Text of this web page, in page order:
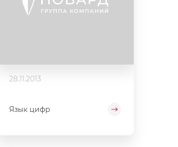
28.11.2013
Язык цифр